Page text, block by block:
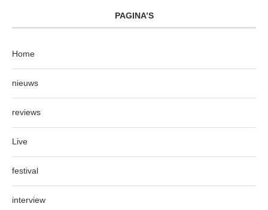
PAGINA’S
Home
nieuws
reviews
Live
festival
interview